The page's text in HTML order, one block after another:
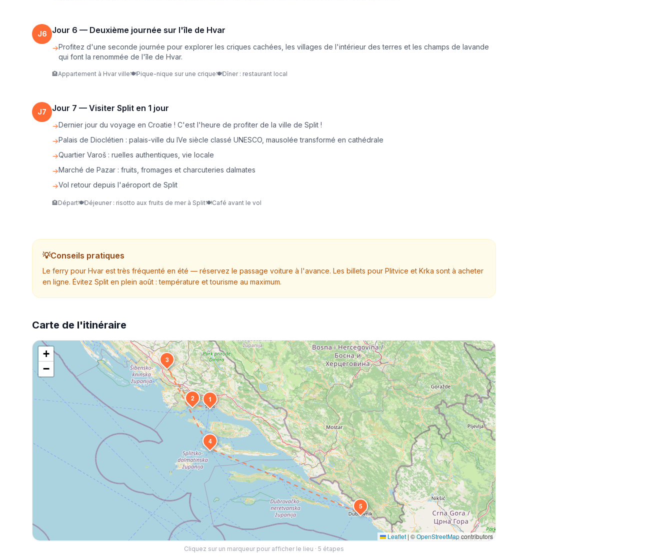
J6 Jour 6 — Deuxième journée sur l'île de Hvar
→Profitez d'une seconde journée pour explorer les criques cachées, les villages de l'intérieur des terres et les champs de lavande
qui font la renommée de l'île de Hvar.
🏨Appartement à Hvar ville🍽️Pique-nique sur une crique🍽️Dîner : restaurant local
J7 Jour 7 — Visiter Split en 1 jour
→Dernier jour du voyage en Croatie ! C'est l'heure de profiter de la ville de Split !
→Palais de Dioclétien : palais-ville du IVe siècle classé UNESCO, mausolée transformé en cathédrale
→Quartier Varoš : ruelles authentiques, vie locale
→Marché de Pazar : fruits, fromages et charcuteries dalmates
→Vol retour depuis l'aéroport de Split
🏨Départ🍽️Déjeuner : risotto aux fruits de mer à Split🍽️Café avant le vol
💡Conseils pratiques
Le ferry pour Hvar est très fréquenté en été — réservez le passage voiture à l'avance. Les billets pour Plitvice et Krka sont à acheter
en ligne. Évitez Split en plein août : température et tourisme au maximum.
Carte de l'itinéraire
1
2
3
4
5
+
−
Leaflet | ©OpenStreetMapcontributors
Cliquez sur un marqueur pour afficher le lieu · 5 étapes